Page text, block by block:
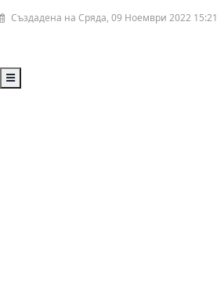
Създадена на Сряда, 09 Ноември 2022 15:21